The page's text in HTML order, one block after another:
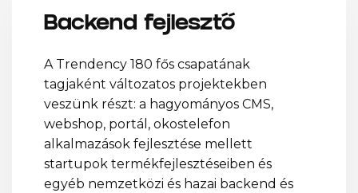
Backend fejlesztő
A Trendency 180 fős csapatának
tagjaként változatos projektekben
veszünk részt: a hagyományos CMS,
webshop, portál, okostelefon
alkalmazások fejlesztése mellett
startupok termékfejlesztéseiben és
egyéb nemzetközi és hazai backend és